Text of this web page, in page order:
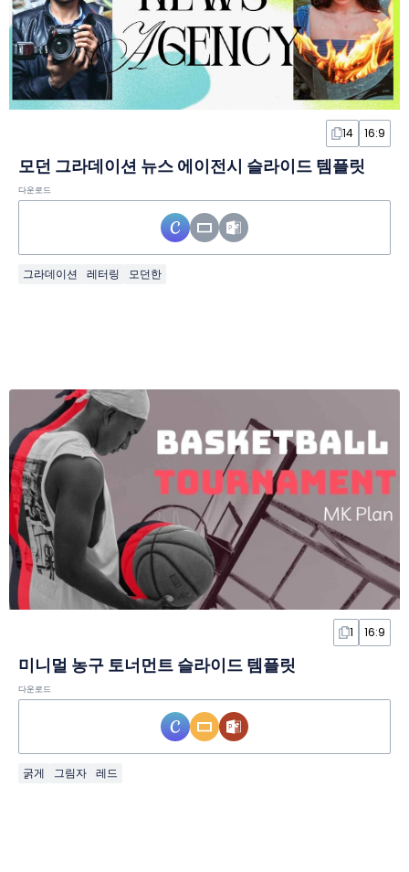
14 16:9
모던 그라데이션 뉴스 에이전시 슬라이드 템플릿
다운로드
그라데이션 레터링 모던한
1 16:9
미니멀 농구 토너먼트 슬라이드 템플릿
다운로드
굵게 그림자 레드